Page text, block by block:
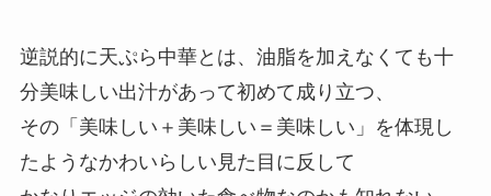
逆説的に天ぷら中華とは、油脂を加えなくても十
分美味しい出汁があって初めて成り立つ、
その「美味しい＋美味しい＝美味しい」を体現し
たようなかわいらしい見た目に反して